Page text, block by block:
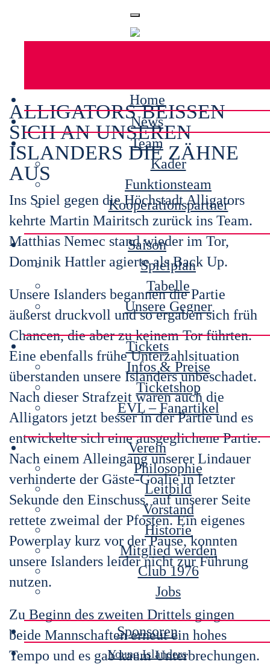
Home
News
Team
Kader
Funktionsteam
Kooperationspartner
Saison
Spielplan
Tabelle
Unsere Gegner
Tickets
Infos & Preise
Ticketshop
EVL – Fanartikel
Verein
Philosophie
Leitbild
Vorstand
Historie
Mitglied werden
Club 1976
Jobs
Sponsoren
Young Islanders
ALLIGATORS BEISSEN S
ICH AN UNSEREN I
SLANDERS DIE ZÄHNE A
US
Ins Spiel gegen die Höchstadt Alligators
kehrte Martin Mairitsch zurück ins Team.
Matthias Nemec stand wieder im Tor,
Dominik Hattler agierte als Back Up.
Unsere Islanders begannen die Partie
äußerst druckvoll und so ergaben sich früh
Chancen, die aber zu keinem Tor führten.
Eine ebenfalls frühe Unterzahlsituation
überstanden unsere Islanders unbeschadet.
Nach dieser Strafzeit waren auch die
Alligators jetzt besser in der Partie und es
entwickelte sich eine ausgeglichene Partie.
Nach einem Alleingang unserer Lindauer
verhinderte der Gäste-Goalie in letzter
Sekunde den Einschuss, auf unserer Seite
rettete zweimal der Pfosten. Ein eigenes
Powerplay kurz vor der Pause, konnten
unsere Islanders leider nicht zur Führung
nutzen.
Zu Beginn des zweiten Drittels gingen
beide Mannschaften erneut ein hohes
Tempo und es gab kaum Unterbrechungen.